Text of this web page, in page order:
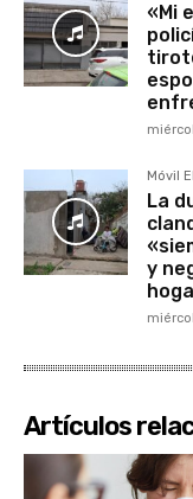
«Mi
Móvil
La
y
Artículos